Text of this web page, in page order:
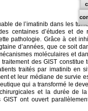
de l’imatinib dans les
centaines d’études et de
pathologie. Grâce à cet
d’années, que ce soit
moléculaires et
des GIST
traités par imatinib en
et leur médiane de survie
qui a transformé le
et la durée de
ont ouvert